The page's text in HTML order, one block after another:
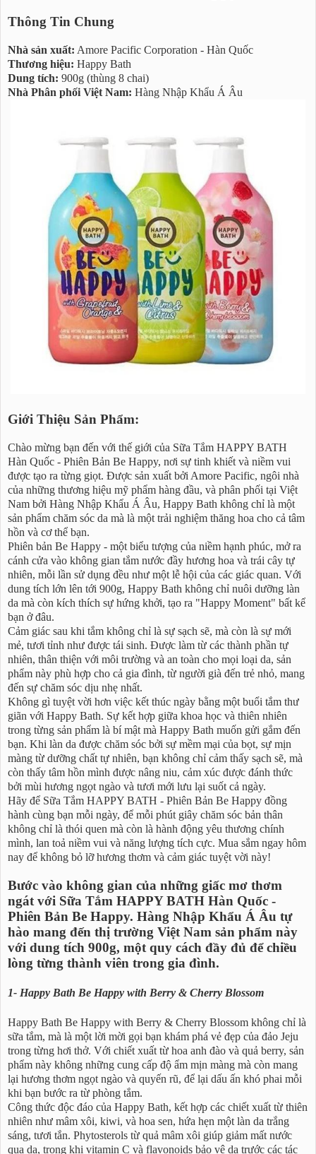
Thông Tin Chung
Nhà sản xuất: Amore Pacific Corporation - Hàn Quốc
Thương hiệu: Happy Bath
Dung tích: 900g (thùng 8 chai)
Nhà Phân phối Việt Nam: Hàng Nhập Khẩu Á Âu
Giới Thiệu Sản Phẩm:
Chào mừng bạn đến với thế giới của Sữa Tắm HAPPY BATH
Hàn Quốc - Phiên Bản Be Happy, nơi sự tinh khiết và niềm vui
được tạo ra từng giọt. Được sản xuất bởi Amore Pacific, ngôi nhà
của những thương hiệu mỹ phẩm hàng đầu, và phân phối tại Việt
Nam bởi Hàng Nhập Khẩu Á Âu, Happy Bath không chỉ là một
sản phẩm chăm sóc da mà là một trải nghiệm thăng hoa cho cả tâm
hồn và cơ thể bạn.
Phiên bản Be Happy - một biểu tượng của niềm hạnh phúc, mở ra
cánh cửa vào không gian tắm nước đầy hương hoa và trái cây tự
nhiên, mỗi lần sử dụng đều như một lễ hội của các giác quan. Với
dung tích lớn lên tới 900g, Happy Bath không chỉ nuôi dưỡng làn
da mà còn kích thích sự hứng khởi, tạo ra "Happy Moment" bất kể
bạn ở đâu.
Cảm giác sau khi tắm không chỉ là sự sạch sẽ, mà còn là sự mới
mẻ, tươi tỉnh như được tái sinh. Được làm từ các thành phần tự
nhiên, thân thiện với môi trường và an toàn cho mọi loại da, sản
phẩm này phù hợp cho cả gia đình, từ người già đến trẻ nhỏ, mang
đến sự chăm sóc dịu nhẹ nhất.
Không gì tuyệt vời hơn việc kết thúc ngày bằng một buổi tắm thư
giãn với Happy Bath. Sự kết hợp giữa khoa học và thiên nhiên
trong từng sản phẩm là bí mật mà Happy Bath muốn gửi gắm đến
bạn. Khi làn da được chăm sóc bởi sự mềm mại của bọt, sự mịn
màng từ dưỡng chất tự nhiên, bạn không chỉ cảm thấy sạch sẽ, mà
còn thấy tâm hồn mình được nâng niu, cảm xúc được đánh thức
bởi mùi hương ngọt ngào và tươi mới lưu lại suốt cả ngày.
Hãy để Sữa Tắm HAPPY BATH - Phiên Bản Be Happy đồng
hành cùng bạn mỗi ngày, để mỗi phút giây chăm sóc bản thân
không chỉ là thói quen mà còn là hành động yêu thương chính
mình, lan toả niềm vui và năng lượng tích cực. Mua sắm ngay hôm
nay để không bỏ lỡ hương thơm và cảm giác tuyệt vời này!
Bước vào không gian của những giấc mơ thơm
ngát với Sữa Tắm HAPPY BATH Hàn Quốc -
Phiên Bản Be Happy. Hàng Nhập Khẩu Á Âu tự
hào mang đến thị trường Việt Nam sản phẩm này
với dung tích 900g, một quy cách đầy đủ để chiều
lòng từng thành viên trong gia đình.
1- Happy Bath Be Happy with Berry & Cherry Blossom
Happy Bath Be Happy with Berry & Cherry Blossom không chỉ là
sữa tắm, mà là một lời mời gọi bạn khám phá vẻ đẹp của đảo Jeju
trong từng hơi thở. Với chiết xuất từ hoa anh đào và quả berry, sản
phẩm này không những cung cấp độ ẩm mịn màng mà còn mang
lại hương thơm ngọt ngào và quyến rũ, để lại dấu ấn khó phai mỗi
khi bạn bước ra từ phòng tắm.
Công thức độc đáo của Happy Bath, kết hợp các chiết xuất từ thiên
nhiên như mâm xôi, kiwi, và hoa sen, hứa hẹn một làn da trắng
sáng, tươi tắn. Phytosterols từ quả mâm xôi giúp giảm mất nước
qua da, trong khi vitamin C và flavonoids bảo vệ da trước các tác